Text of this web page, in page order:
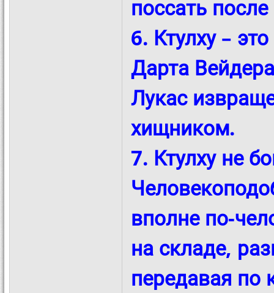
поссать
6. Ктулху –
Дарта
Лукас
хищником.
7. Ктулху не
вполне по-
на складе,
передавая по